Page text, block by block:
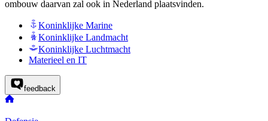
ombouw daarvan zal ook in Nederland plaatsvinden.
Koninklijke Marine
Koninklijke Landmacht
Koninklijke Luchtmacht
Materieel en IT
feedback